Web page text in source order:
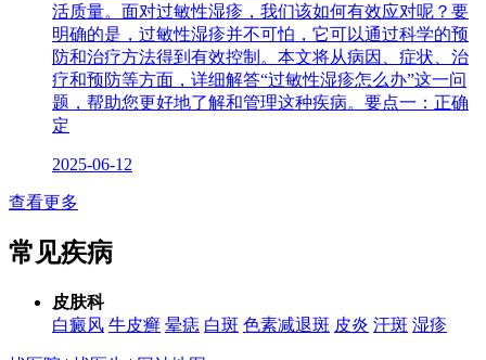
活质量。面对过敏性湿疹，我们该如何有效应对呢？要
明确的是，过敏性湿疹并不可怕，它可以通过科学的预
防和治疗方法得到有效控制。本文将从病因、症状、治
疗和预防等方面，详细解答“过敏性湿疹怎么办”这一问
题，帮助您更好地了解和管理这种疾病。要点一：正确
定
2025-06-12
查看更多
常见疾病
皮肤科
白癜风 牛皮癣 晕痣 白斑 色素减退斑 皮炎 汗斑 湿疹